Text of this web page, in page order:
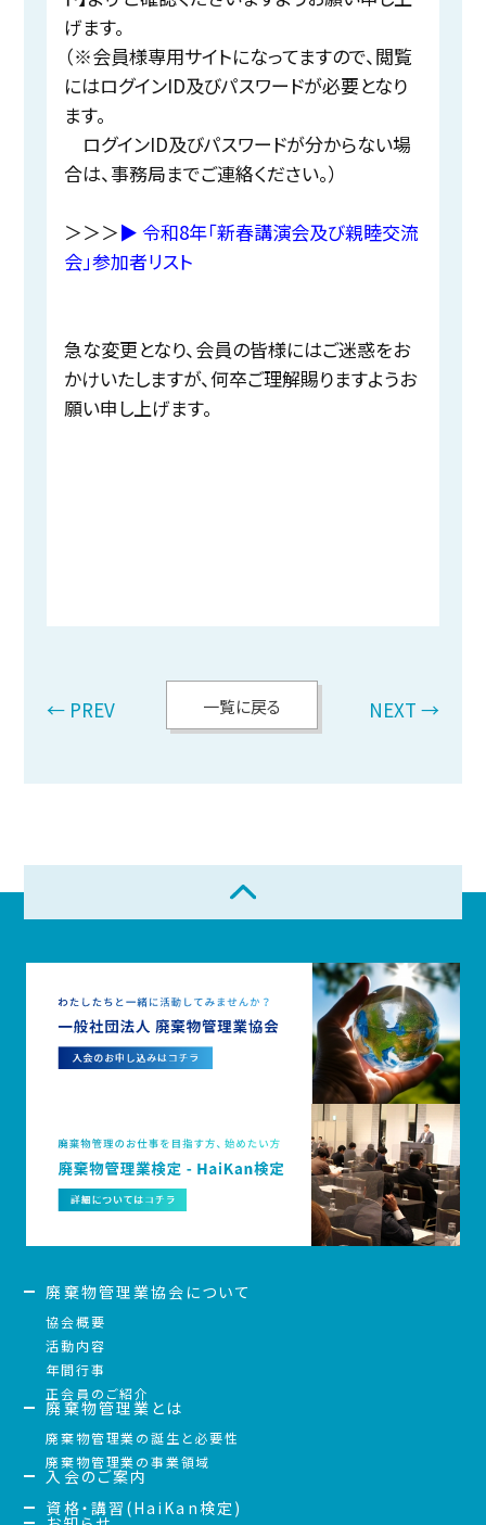
げます。
（※会員様専用サイトになってますので、閲覧
にはログインID及びパスワードが必要となり
ます。
ログインID及びパスワードが分からない場
合は、事務局までご連絡ください。）
＞＞＞▶︎ 令和8年「新春講演会及び親睦交流
会」参加者リスト
急な変更となり、会員の皆様にはご迷惑をお
かけいたしますが、何卒ご理解賜りますようお
願い申し上げます。
← PREV 一覧に戻る NEXT →
廃棄物管理業協会について
協会概要
活動内容
年間行事
正会員のご紹介
廃棄物管理業とは
廃棄物管理業の誕生と必要性
廃棄物管理業の事業領域
入会のご案内
資格・講習(HaiKan検定)